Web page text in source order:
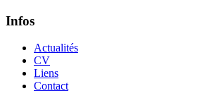
Infos
Actualités
CV
Liens
Contact